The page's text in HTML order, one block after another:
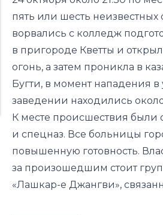
пять или шесть неизвестных
ворвались с колледж
в пригороде Кветты и
огонь, а затем проникла в
Бугти, в момент нападения в
заведении находились
К месте происшествия были
и спецназ. Все больницы
повышенную готовность.
за произошедшим стоит
«Лашкар-е Джангви»,